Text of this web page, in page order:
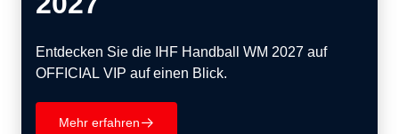
Entdecken Sie die IHF Handball WM 2027 auf
OFFICIAL VIP auf einen Blick.
Mehr erfahren􀄫